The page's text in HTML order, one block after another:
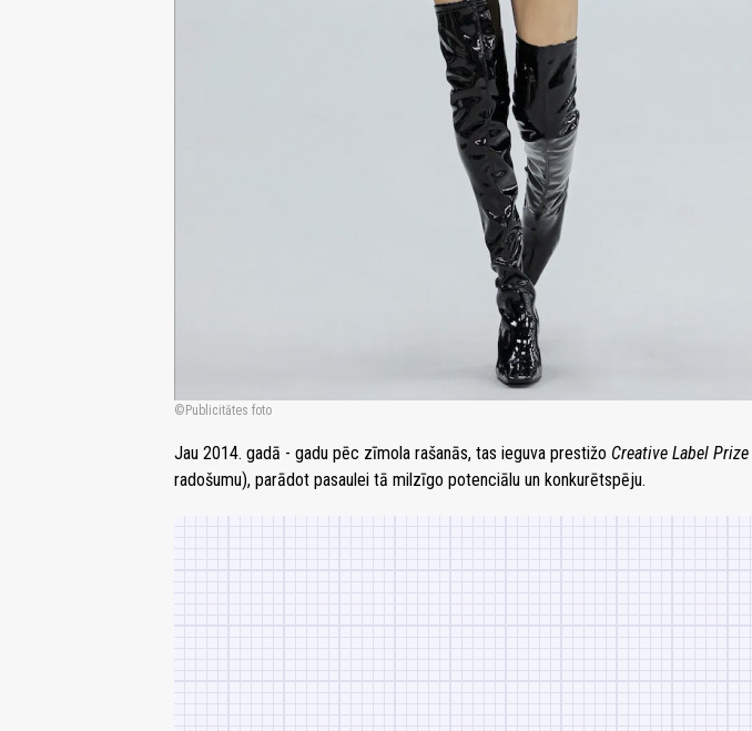
Publicitātes foto
Jau 2014. gadā - gadu pēc zīmola rašanās, tas ieguva prestižo Creative Label Prize
radošumu), parādot pasaulei tā milzīgo potenciālu un konkurētspēju.